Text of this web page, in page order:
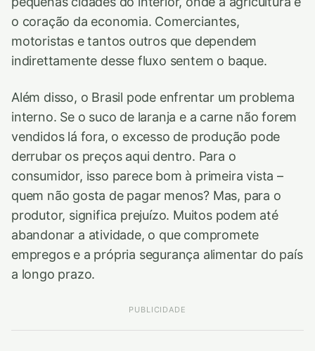
o coração da economia. Comerciantes,
motoristas e tantos outros que dependem
indirettamente desse fluxo sentem o baque.
Além disso, o Brasil pode enfrentar um problema
interno. Se o suco de laranja e a carne não forem
vendidos lá fora, o excesso de produção pode
derrubar os preços aqui dentro. Para o
consumidor, isso parece bom à primeira vista –
quem não gosta de pagar menos? Mas, para o
produtor, significa prejuízo. Muitos podem até
abandonar a atividade, o que compromete
empregos e a própria segurança alimentar do país
a longo prazo.
PUBLICIDADE